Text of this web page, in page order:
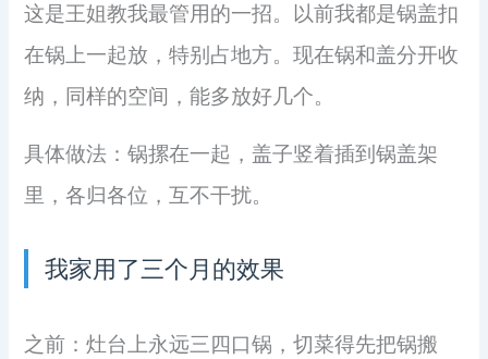
这是王姐教我最管用的一招。以前我都是锅盖扣
在锅上一起放，特别占地方。现在锅和盖分开收
纳，同样的空间，能多放好几个。
具体做法：锅摞在一起，盖子竖着插到锅盖架
里，各归各位，互不干扰。
我家用了三个月的效果
之前：灶台上永远三四口锅，切菜得先把锅搬